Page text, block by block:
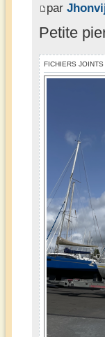
par
Petite
FICHIERS JOINTS